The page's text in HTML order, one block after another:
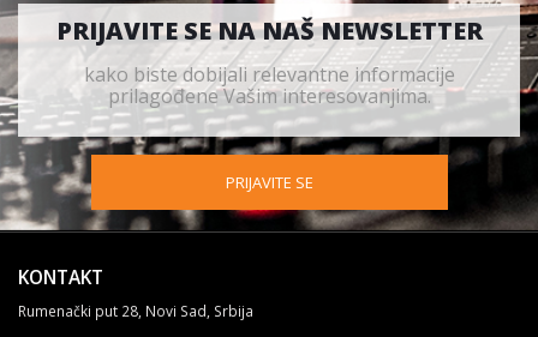
PRIJAVITE SE NA NAŠ NEWSLETTER
kako biste dobijali relevantne informacije
prilagođene Vašim interesovanjima.
PRIJAVITE SE
KONTAKT
Rumenački put 28, Novi Sad, Srbija